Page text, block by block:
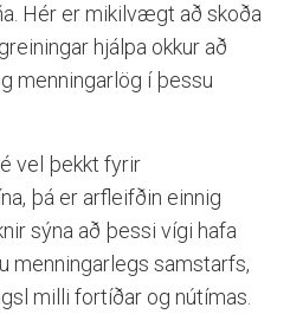
Hér er mikilvægt að skoða
hjálpa okkur að
menningarlög í þessu
vel þekkt fyrir
þá er arfleifðin einnig
sýna að þessi vígi hafa
menningarlegs samstarfs,
milli fortíðar og nútímas.